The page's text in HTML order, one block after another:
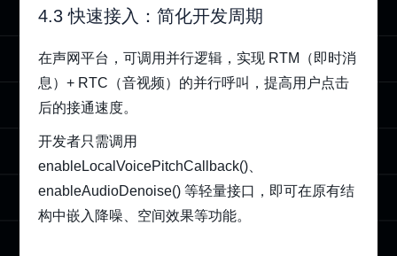
4.3 快速接入：简化开发周期
在声网平台，可调用并行逻辑，实现 RTM（即时消
息）+ RTC（音视频）的并行呼叫，提高用户点击
后的接通速度。
开发者只需调用
enableLocalVoicePitchCallback()、
enableAudioDenoise() 等轻量接口，即可在原有结
构中嵌入降噪、空间效果等功能。